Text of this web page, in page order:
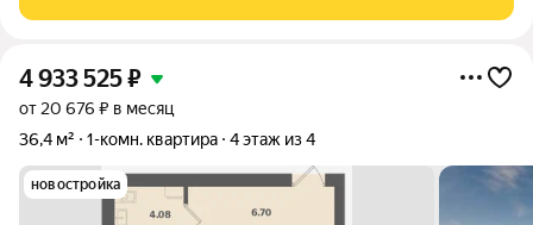
минутах ходьбы от Балтийского моря
4 933 525₽
от 20 676 ₽ в месяц
36,4 м²
1-комн. квартира 4 этаж из 4
новостройка